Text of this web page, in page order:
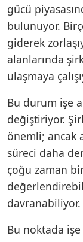
gücü
bulunuyor.
giderek
alanlarında
ulaşmaya
Bu durum işe
değiştiriyor.
önemli; ancak
süreci daha
çoğu zaman
davranabiliyor.
Bu noktada